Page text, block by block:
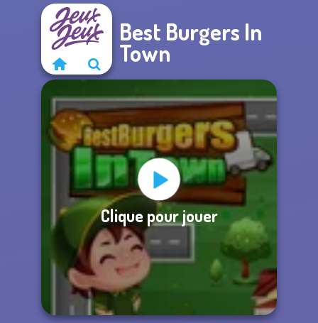
Best Burgers In
Town
Clique pour jouer